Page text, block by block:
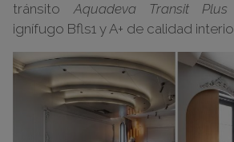
tránsitoAquadeva Transit Plus
ignífugo Bfls1 y A+ de calidad